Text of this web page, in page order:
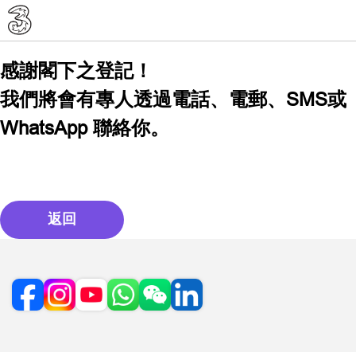
感謝閣下之登記！
我們將會有專人透過電話、電郵、SMS或
WhatsApp 聯絡你。
返回